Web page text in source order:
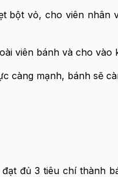
bột vỏ, cho viên nhân
viên bánh và cho vào
càng mạnh, bánh sẽ
đủ 3 tiêu chí thành